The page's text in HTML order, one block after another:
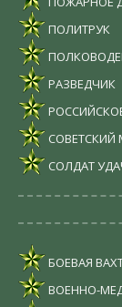
ПОЛИТРУК
РАЗВЕДЧИК
СОВЕТСКИЙ
СОЛДАТ
БОЕВАЯ
ВОЕННО-